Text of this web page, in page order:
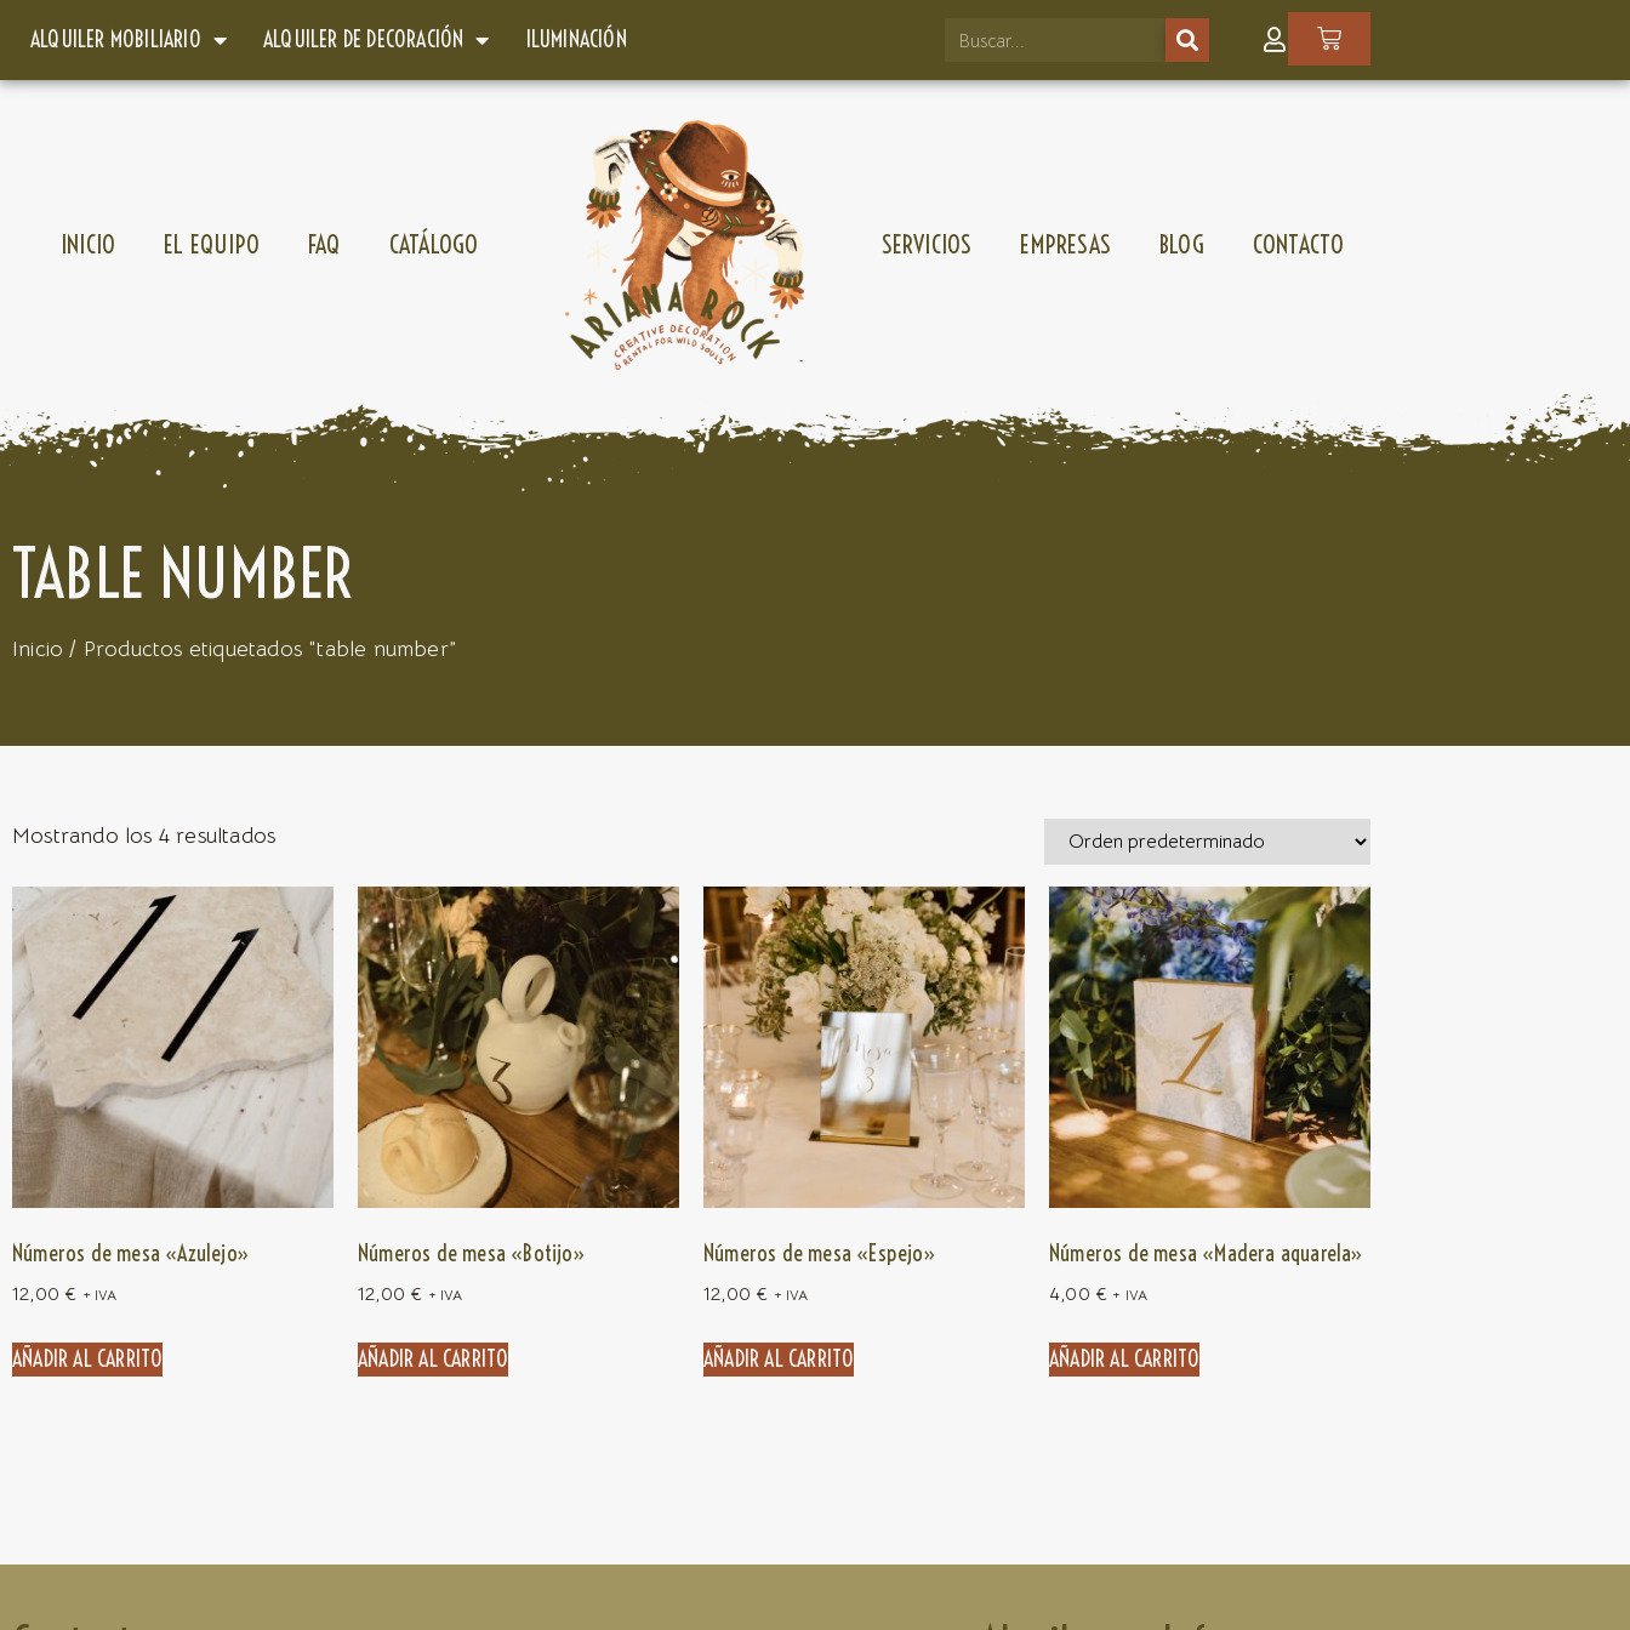
ALQUILER MOBILIARIO ALQUILER DE DECORACIÓN ILUMINACIÓN
INICIO EL EQUIPO FAQ CATÁLOGO SERVICIOS EMPRESAS BLOG CONTACTO
TABLE NUMBER
Inicio / Productos etiquetados “table number”
Mostrando los 4 resultados
Números de mesa «Azulejo»
12,00 € + IVA
AÑADIR AL CARRITO
Números de mesa «Botijo»
12,00 € + IVA
AÑADIR AL CARRITO
Números de mesa «Espejo»
12,00 € + IVA
AÑADIR AL CARRITO
Números de mesa «Madera aquarela»
4,00 € + IVA
AÑADIR AL CARRITO